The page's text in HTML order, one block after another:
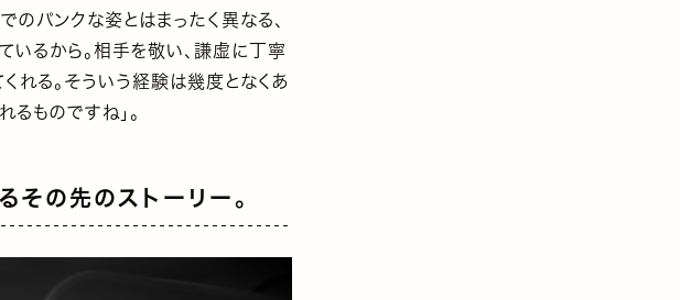
のパンクな姿とはまったく異なる、
るから。相手を敬い、謙虚に丁寧
れる。そういう経験は幾度となくあ
ものですね」。
その先のストーリー。